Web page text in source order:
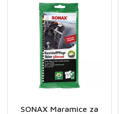
SONAX Maramice za